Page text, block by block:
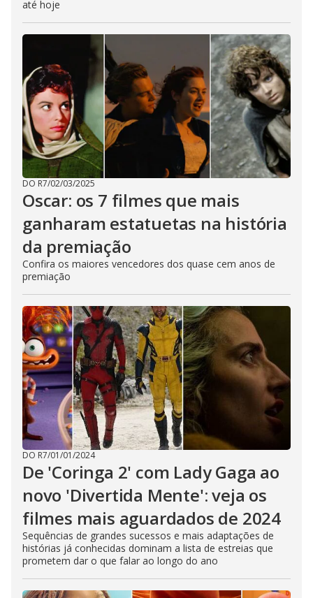
até hoje
DO R7/02/03/2025
Oscar: os 7 filmes que mais
ganharam estatuetas na história
da premiação
Confira os maiores vencedores dos quase cem anos de
premiação
DO R7/01/01/2024
De 'Coringa 2' com Lady Gaga ao
novo 'Divertida Mente': veja os
filmes mais aguardados de 2024
Sequências de grandes sucessos e mais adaptações de
histórias já conhecidas dominam a lista de estreias que
prometem dar o que falar ao longo do ano